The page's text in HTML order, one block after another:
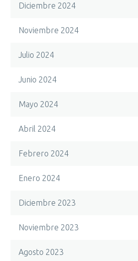
Diciembre 2024
Noviembre 2024
Julio 2024
Junio 2024
Mayo 2024
Abril 2024
Febrero 2024
Enero 2024
Diciembre 2023
Noviembre 2023
Agosto 2023